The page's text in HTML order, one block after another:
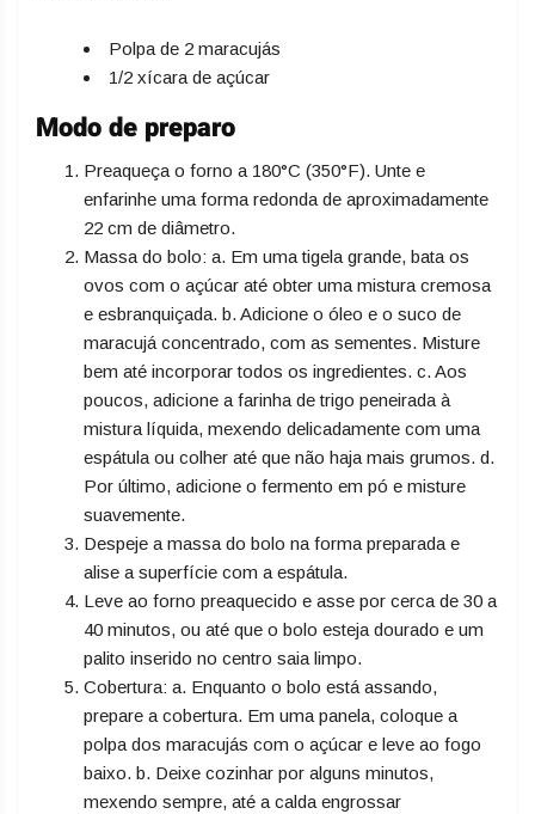
Polpa de 2 maracujás
1/2 xícara de açúcar
Modo de preparo
Preaqueça o forno a 180°C (350°F). Unte e
enfarinhe uma forma redonda de aproximadamente
22 cm de diâmetro.
Massa do bolo: a. Em uma tigela grande, bata os
ovos com o açúcar até obter uma mistura cremosa
e esbranquiçada. b. Adicione o óleo e o suco de
maracujá concentrado, com as sementes. Misture
bem até incorporar todos os ingredientes. c. Aos
poucos, adicione a farinha de trigo peneirada à
mistura líquida, mexendo delicadamente com uma
espátula ou colher até que não haja mais grumos. d.
Por último, adicione o fermento em pó e misture
suavemente.
Despeje a massa do bolo na forma preparada e
alise a superfície com a espátula.
Leve ao forno preaquecido e asse por cerca de 30 a
40 minutos, ou até que o bolo esteja dourado e um
palito inserido no centro saia limpo.
Cobertura: a. Enquanto o bolo está assando,
prepare a cobertura. Em uma panela, coloque a
polpa dos maracujás com o açúcar e leve ao fogo
baixo. b. Deixe cozinhar por alguns minutos,
mexendo sempre, até a calda engrossar